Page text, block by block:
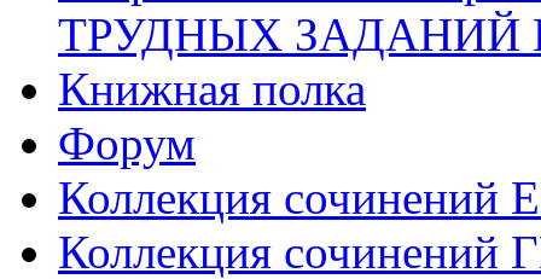
ТРУДНЫХ ЗАДАНИЙ
Книжная полка
Форум
Коллекция сочинений
Коллекция сочинений